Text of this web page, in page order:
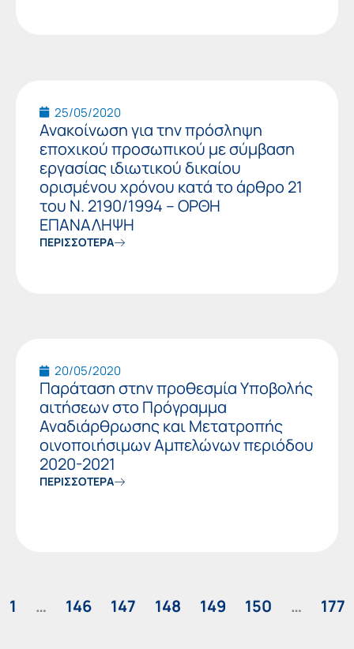
25/05/2020
Ανακοίνωση για την πρόσληψη
εποχικού προσωπικού με σύμβαση
εργασίας ιδιωτικού δικαίου
ορισμένου χρόνου κατά το άρθρο 21
του Ν. 2190/1994 – ΟΡΘΗ
ΕΠΑΝΑΛΗΨΗ
ΠΕΡΙΣΣΟΤΕΡΑ
20/05/2020
Παράταση στην προθεσμία Υποβολής
αιτήσεων στο Πρόγραμμα
Αναδιάρθρωσης και Μετατροπής
οινοποιήσιμων Αμπελώνων περιόδου
2020-2021
ΠΕΡΙΣΣΟΤΕΡΑ
1 … 146 147 148 149 150 … 177